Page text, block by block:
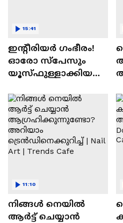
ഇന്റീരിയർ ഗംഭീരം!
ഓരോ സ്‌പേസും
യൂസ്ഫുള്ളാക്കിയ
15:41
നിങ്ങൾ നെയിൽ
ആർട്ട് ചെയ്യാൻ
11:10